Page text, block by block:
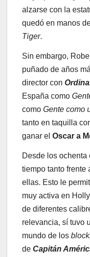
alzarse con la
quedó en manos
Tiger.
Sin embargo,
puñado de años
director con
España como
como Gente como
tanto en taquilla
ganar el Oscar a
Desde los
tiempo tanto frente
ellas. Esto le
muy activa en
de diferentes
relevancia, sí tuvo
mundo de los
de Capitán